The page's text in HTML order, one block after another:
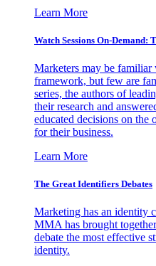
Learn More
Watch Sessions On-Demand:
Marketers may be
framework, but few are
series, the authors of
their research and
educated decisions on
for their business.
Learn More
The Great Identifiers Debates
Marketing has an identity
MMA has brought
debate the most effective
identity.